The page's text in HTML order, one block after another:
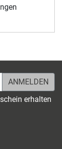
erhalten